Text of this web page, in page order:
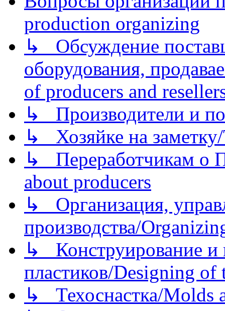
production organizing
↳ Обсуждение
оборудования,
of producers and
↳ Производители и
↳ Хозяйке на
↳ Переработчикам о
about producers
↳ Организация,
производства/
↳ Конструирование и
пластиков/Designing of
↳ Техоснастка/Molds